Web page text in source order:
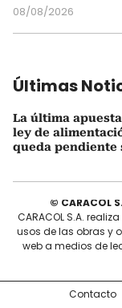
08/08/2026
Últimas
La última
ley de
queda pendiente
© CARACOL
CARACOL S.A.
usos de las obras y
web a medios de
Contacto